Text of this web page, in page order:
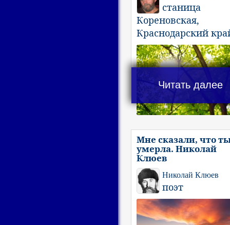
станица
Кореновская,
Краснодарский
Читать далее
Мне сказали, что
умерла. Николай
Клюев
Николай Клюев
поэт